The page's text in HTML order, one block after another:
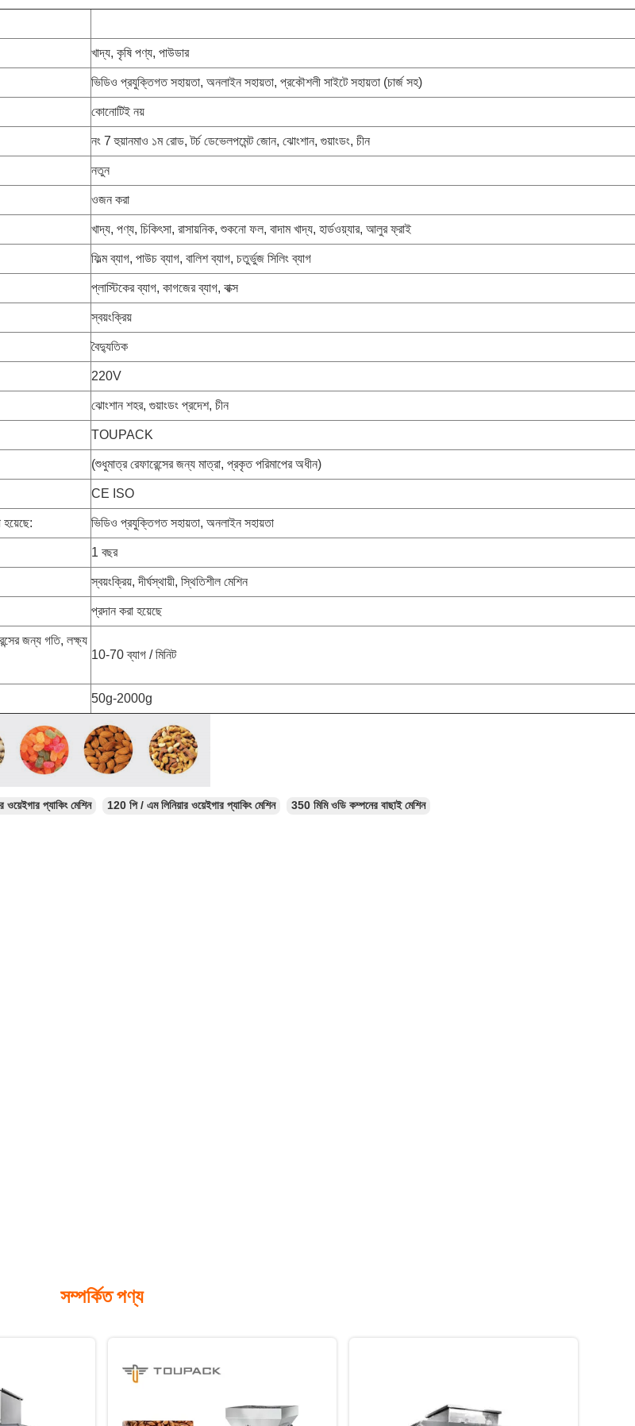
খাদ্য, কৃষি পণ্য, পাউডার
ভিডিও প্রযুক্তিগত সহায়তা, অনলাইন সহায়তা, প্রকৌশলী সাইটে সহায়তা (চার্জ সহ)
কোনোটিই নয়
নং 7 হুয়ানমাও ১ম রোড, টর্চ ডেভেলপমেন্ট জোন, ঝোংশান, গুয়াংডং, চীন
নতুন
ওজন করা
খাদ্য, পণ্য, চিকিৎসা, রাসায়নিক, শুকনো ফল, বাদাম খাদ্য, হার্ডওয়্যার, আলুর ফ্রাই
ফিল্ম ব্যাগ, পাউচ ব্যাগ, বালিশ ব্যাগ, চতুর্ভুজ সিলিং ব্যাগ
প্লাস্টিকের ব্যাগ, কাগজের ব্যাগ, বাক্স
স্বয়ংক্রিয়
বৈদ্যুতিক
220V
ঝোংশান শহর, গুয়াংডং প্রদেশ, চীন
TOUPACK
(শুধুমাত্র রেফারেন্সের জন্য মাত্রা, প্রকৃত পরিমাপের অধীন)
CE ISO
হয়েছে: ভিডিও প্রযুক্তিগত সহায়তা, অনলাইন সহায়তা
1 বছর
স্বয়ংক্রিয়, দীর্ঘস্থায়ী, স্থিতিশীল মেশিন
প্রদান করা হয়েছে
জন্য গতি, লক্ষ্য
10-70 ব্যাগ / মিনিট
50g-2000g
প্যাকিং মেশিন 120 পি / এম লিনিয়ার ওয়েইগার প্যাকিং মেশিন 350 মিমি ওডি কম্পনের বাছাই মেশিন
সম্পর্কিত পণ্য